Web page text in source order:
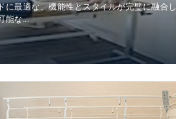
に最適な、機能性とスタイルが完璧に融合し
能な...